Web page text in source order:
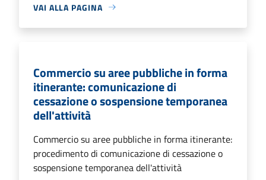
VAI ALLA PAGINA
Commercio su aree pubbliche in forma
itinerante: comunicazione di
cessazione o sospensione temporanea
dell'attività
Commercio su aree pubbliche in forma itinerante:
procedimento di comunicazione di cessazione o
sospensione temporanea dell'attività